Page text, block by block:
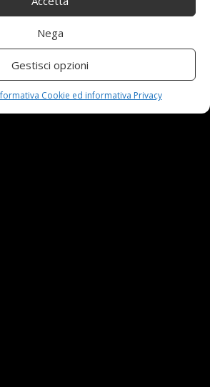
Nega
Gestisci opzioni
Cookie ed informativa Privacy
e sicurezza: l’importanza della